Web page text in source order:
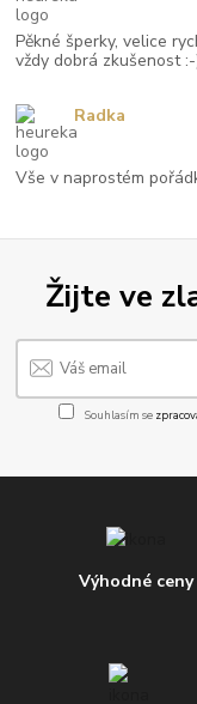
Žijte ve
Souhlasím se
Výhodné ceny
Pěkné šperky, velice
vždy dobrá zkušenost
Vše v naprostém
Radka